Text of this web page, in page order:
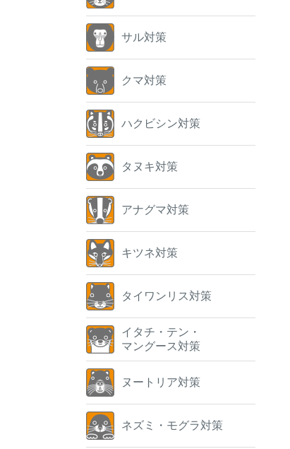
サル対策
クマ対策
ハクビシン対策
タヌキ対策
アナグマ対策
キツネ対策
タイワンリス対策
イタチ・テン・
マングース対策
ヌートリア対策
ネズミ・モグラ対策